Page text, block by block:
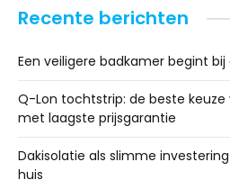
Recente berichten
Een veiligere badkamer begint bij
Q-Lon tochtstrip: de beste
met laagste prijsgarantie
Dakisolatie als slimme
huis